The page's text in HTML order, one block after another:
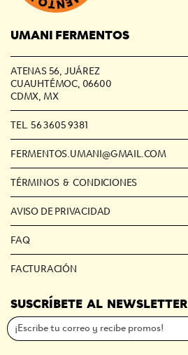
UMANI FERMENTOS
ATENAS 56, JUÁREZ
CUAUHTÉMOC, 06600
CDMX, MX
TEL. 56 3605 9381
FERMENTOS.UMANI@GMAIL.COM
TÉRMINOS & CONDICIONES
AVISO DE PRIVACIDAD
FAQ
FACTURACIÓN
SUSCRÍBETE AL NEWSLETTER